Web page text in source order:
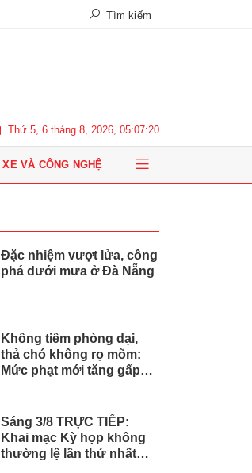
Tìm kiếm
Thứ 5, 6 tháng 8, 2026, 05:07:21
XE VÀ CÔNG NGHỆ
Đặc nhiệm vượt lửa, công
phá dưới mưa ở Đà Nẵng
Không tiêm phòng dại,
thả chó không rọ mõm:
Mức phạt mới tăng gấp
Sáng 3/8 TRỰC TIẾP:
Khai mạc Kỳ họp không
thường lệ lần thứ nhất